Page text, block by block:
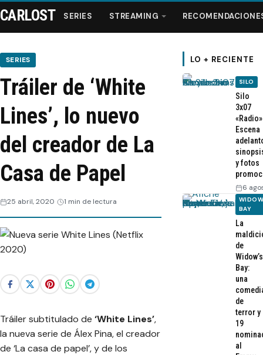
Series
Streaming
Recomendaciones
Webisodios
CARLOST SERIES STREAMING
SERIES
Tráiler de ‘White
Lines’, lo nuevo
del creador de La
Casa de Papel
25 abril, 2020 1 min de lectura
Tráiler subtitulado de ‘White Lines’,
la nueva serie de Álex Pina, el creador
de ‘La casa de papel’, y de los
LO + RECIENTE
SILO
Silo
3x07
Escena
y fotos
6
BAY
La
de
Widow’s
Bay:
una
de
terror y
19
al